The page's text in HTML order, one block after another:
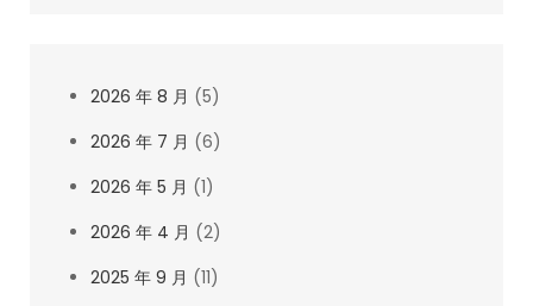
2026 年 8 月 (5)
2026 年 7 月 (6)
2026 年 5 月 (1)
2026 年 4 月 (2)
2025 年 9 月 (11)